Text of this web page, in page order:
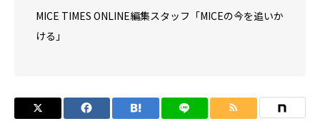
MICE TIMES ONLINE編集スタッフ「MICEの今を追いか
ける」